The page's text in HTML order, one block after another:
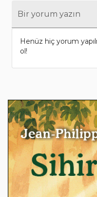
Bir yorum yazın
Henüz hiç yorum
ol!